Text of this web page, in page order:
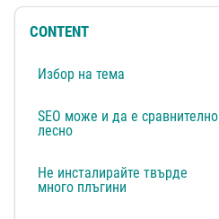
CONTENT
Избор на тема
SEO може и да е сравнително
лесно
Не инсталирайте твърде
много плъгини